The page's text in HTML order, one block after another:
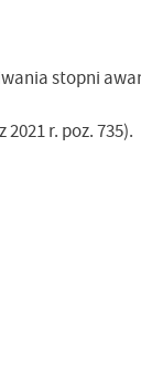
stopni
r. poz. 735).